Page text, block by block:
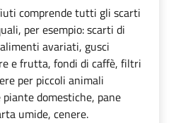
comprende tutti gli scarti
per esempio: scarti di
avariati, gusci
e frutta, fondi di caffè, filtri
per piccoli animali
domestiche, pane
umide, cenere.